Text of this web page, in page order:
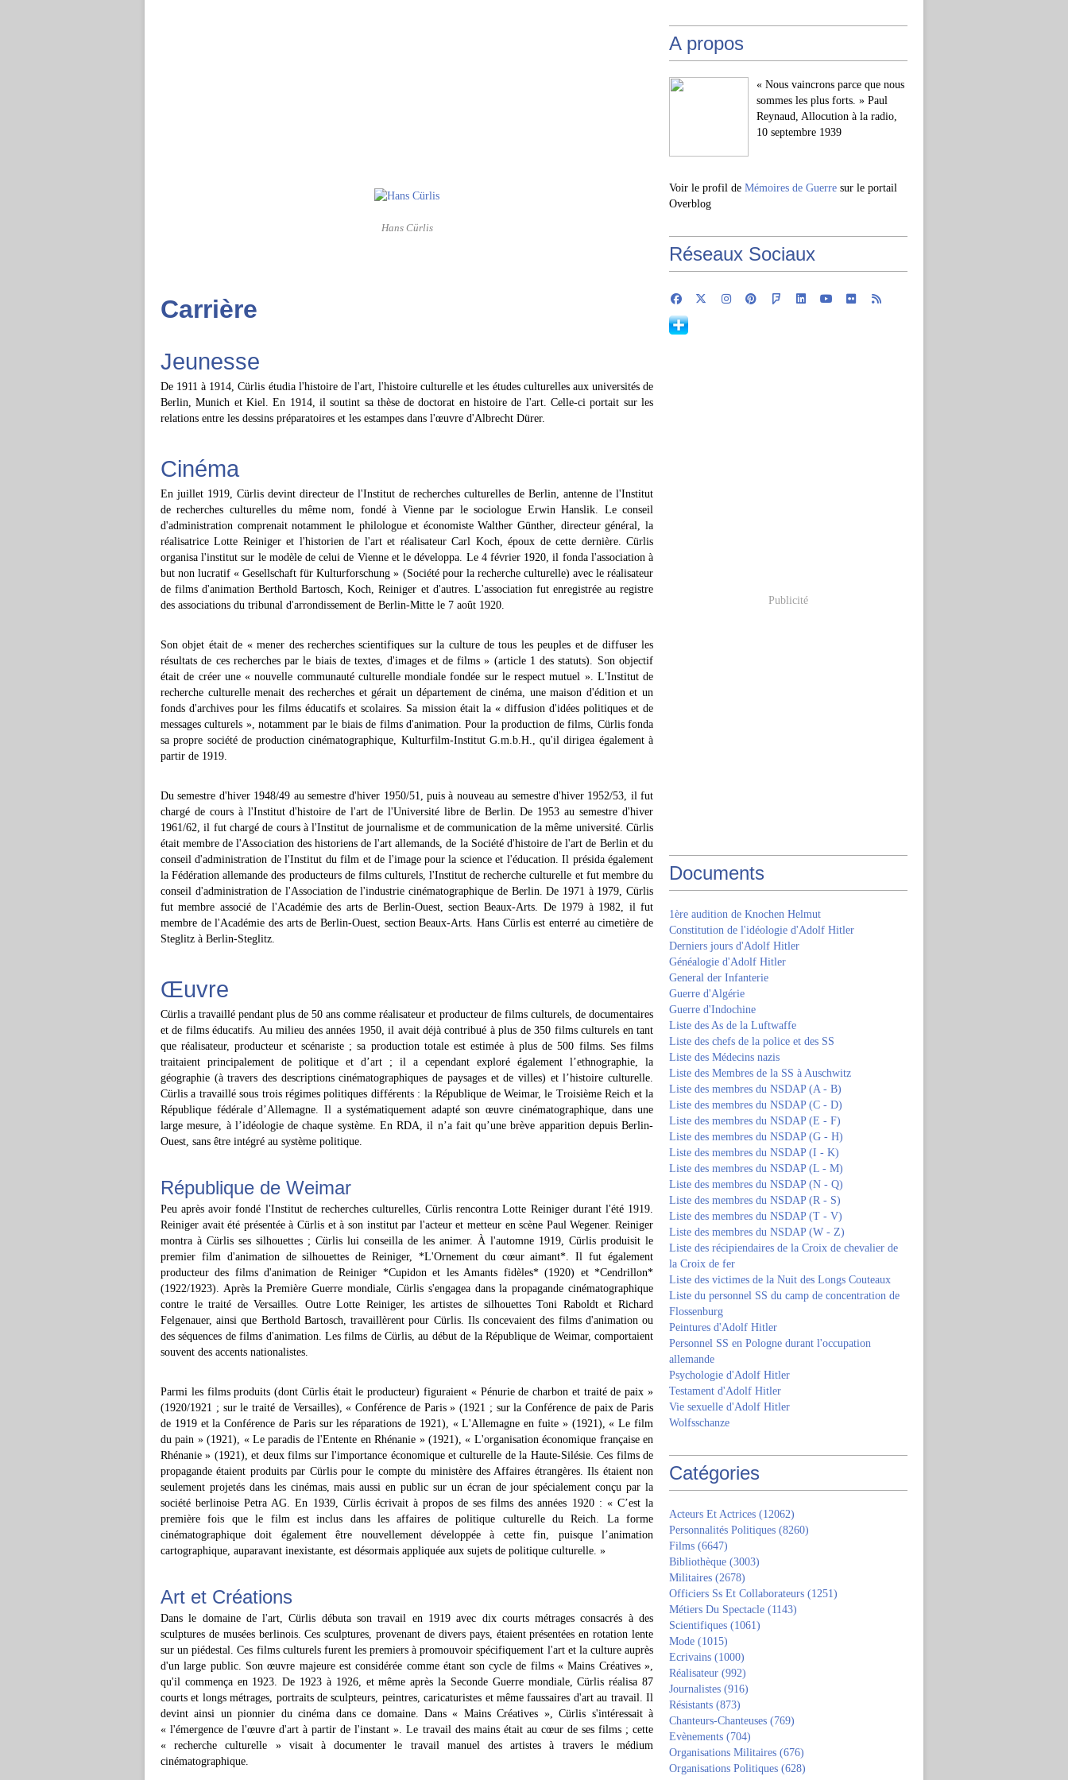
Hans Cürlis
Carrière
Jeunesse
De 1911 à 1914, Cürlis étudia l'histoire de l'art, l'histoire culturelle et les études culturelles aux universités de
Berlin, Munich et Kiel. En 1914, il soutint sa thèse de doctorat en histoire de l'art. Celle-ci portait sur les
relations entre les dessins préparatoires et les estampes dans l'œuvre d'Albrecht Dürer.
Cinéma
En juillet 1919, Cürlis devint directeur de l'Institut de recherches culturelles de Berlin, antenne de l'Institut
de recherches culturelles du même nom, fondé à Vienne par le sociologue Erwin Hanslik. Le conseil
d'administration comprenait notamment le philologue et économiste Walther Günther, directeur général, la
réalisatrice Lotte Reiniger et l'historien de l'art et réalisateur Carl Koch, époux de cette dernière. Cürlis
organisa l'institut sur le modèle de celui de Vienne et le développa. Le 4 février 1920, il fonda l'association à
but non lucratif « Gesellschaft für Kulturforschung » (Société pour la recherche culturelle) avec le réalisateur
de films d'animation Berthold Bartosch, Koch, Reiniger et d'autres. L'association fut enregistrée au registre
des associations du tribunal d'arrondissement de Berlin-Mitte le 7 août 1920.
Son objet était de « mener des recherches scientifiques sur la culture de tous les peuples et de diffuser les
résultats de ces recherches par le biais de textes, d'images et de films » (article 1 des statuts). Son objectif
était de créer une « nouvelle communauté culturelle mondiale fondée sur le respect mutuel ». L'Institut de
recherche culturelle menait des recherches et gérait un département de cinéma, une maison d'édition et un
fonds d'archives pour les films éducatifs et scolaires. Sa mission était la « diffusion d'idées politiques et de
messages culturels », notamment par le biais de films d'animation. Pour la production de films, Cürlis fonda
sa propre société de production cinématographique, Kulturfilm-Institut G.m.b.H., qu'il dirigea également à
partir de 1919.
Du semestre d'hiver 1948/49 au semestre d'hiver 1950/51, puis à nouveau au semestre d'hiver 1952/53, il fut
chargé de cours à l'Institut d'histoire de l'art de l'Université libre de Berlin. De 1953 au semestre d'hiver
1961/62, il fut chargé de cours à l'Institut de journalisme et de communication de la même université. Cürlis
était membre de l'Association des historiens de l'art allemands, de la Société d'histoire de l'art de Berlin et du
conseil d'administration de l'Institut du film et de l'image pour la science et l'éducation. Il présida également
la Fédération allemande des producteurs de films culturels, l'Institut de recherche culturelle et fut membre du
conseil d'administration de l'Association de l'industrie cinématographique de Berlin. De 1971 à 1979, Cürlis
fut membre associé de l'Académie des arts de Berlin-Ouest, section Beaux-Arts. De 1979 à 1982, il fut
membre de l'Académie des arts de Berlin-Ouest, section Beaux-Arts. Hans Cürlis est enterré au cimetière de
Steglitz à Berlin-Steglitz.
Œuvre
Cürlis a travaillé pendant plus de 50 ans comme réalisateur et producteur de films culturels, de documentaires
et de films éducatifs. Au milieu des années 1950, il avait déjà contribué à plus de 350 films culturels en tant
que réalisateur, producteur et scénariste ; sa production totale est estimée à plus de 500 films. Ses films
traitaient principalement de politique et d’art ; il a cependant exploré également l’ethnographie, la
géographie (à travers des descriptions cinématographiques de paysages et de villes) et l’histoire culturelle.
Cürlis a travaillé sous trois régimes politiques différents : la République de Weimar, le Troisième Reich et la
République fédérale d’Allemagne. Il a systématiquement adapté son œuvre cinématographique, dans une
large mesure, à l’idéologie de chaque système. En RDA, il n’a fait qu’une brève apparition depuis Berlin-
Ouest, sans être intégré au système politique.
République de Weimar
Peu après avoir fondé l'Institut de recherches culturelles, Cürlis rencontra Lotte Reiniger durant l'été 1919.
Reiniger avait été présentée à Cürlis et à son institut par l'acteur et metteur en scène Paul Wegener. Reiniger
montra à Cürlis ses silhouettes ; Cürlis lui conseilla de les animer. À l'automne 1919, Cürlis produisit le
premier film d'animation de silhouettes de Reiniger, *L'Ornement du cœur aimant*. Il fut également
producteur des films d'animation de Reiniger *Cupidon et les Amants fidèles* (1920) et *Cendrillon*
(1922/1923). Après la Première Guerre mondiale, Cürlis s'engagea dans la propagande cinématographique
contre le traité de Versailles. Outre Lotte Reiniger, les artistes de silhouettes Toni Raboldt et Richard
Felgenauer, ainsi que Berthold Bartosch, travaillèrent pour Cürlis. Ils concevaient des films d'animation ou
des séquences de films d'animation. Les films de Cürlis, au début de la République de Weimar, comportaient
souvent des accents nationalistes.
Parmi les films produits (dont Cürlis était le producteur) figuraient « Pénurie de charbon et traité de paix »
(1920/1921 ; sur le traité de Versailles), « Conférence de Paris » (1921 ; sur la Conférence de paix de Paris
de 1919 et la Conférence de Paris sur les réparations de 1921), « L'Allemagne en fuite » (1921), « Le film
du pain » (1921), « Le paradis de l'Entente en Rhénanie » (1921), « L'organisation économique française en
Rhénanie » (1921), et deux films sur l'importance économique et culturelle de la Haute-Silésie. Ces films de
propagande étaient produits par Cürlis pour le compte du ministère des Affaires étrangères. Ils étaient non
seulement projetés dans les cinémas, mais aussi en public sur un écran de jour spécialement conçu par la
société berlinoise Petra AG. En 1939, Cürlis écrivait à propos de ses films des années 1920 : « C’est la
première fois que le film est inclus dans les affaires de politique culturelle du Reich. La forme
cinématographique doit également être nouvellement développée à cette fin, puisque l’animation
cartographique, auparavant inexistante, est désormais appliquée aux sujets de politique culturelle. »
Art et Créations
Dans le domaine de l'art, Cürlis débuta son travail en 1919 avec dix courts métrages consacrés à des
sculptures de musées berlinois. Ces sculptures, provenant de divers pays, étaient présentées en rotation lente
sur un piédestal. Ces films culturels furent les premiers à promouvoir spécifiquement l'art et la culture auprès
d'un large public. Son œuvre majeure est considérée comme étant son cycle de films « Mains Créatives »,
qu'il commença en 1923. De 1923 à 1926, et même après la Seconde Guerre mondiale, Cürlis réalisa 87
courts et longs métrages, portraits de sculpteurs, peintres, caricaturistes et même faussaires d'art au travail. Il
devint ainsi un pionnier du cinéma dans ce domaine. Dans « Mains Créatives », Cürlis s'intéressait à
« l'émergence de l'œuvre d'art à partir de l'instant ». Le travail des mains était au cœur de ses films ; cette
« recherche culturelle » visait à documenter le travail manuel des artistes à travers le médium
cinématographique.
A propos
« Nous vaincrons parce que nous
sommes les plus forts. » Paul
Reynaud, Allocution à la radio,
10 septembre 1939
Voir le profil de Mémoires de Guerre sur le portail
Overblog
Réseaux Sociaux
Publicité
Documents
1ère audition de Knochen Helmut
Constitution de l'idéologie d'Adolf Hitler
Derniers jours d'Adolf Hitler
Généalogie d'Adolf Hitler
General der Infanterie
Guerre d'Algérie
Guerre d'Indochine
Liste des As de la Luftwaffe
Liste des chefs de la police et des SS
Liste des Médecins nazis
Liste des Membres de la SS à Auschwitz
Liste des membres du NSDAP (A - B)
Liste des membres du NSDAP (C - D)
Liste des membres du NSDAP (E - F)
Liste des membres du NSDAP (G - H)
Liste des membres du NSDAP (I - K)
Liste des membres du NSDAP (L - M)
Liste des membres du NSDAP (N - Q)
Liste des membres du NSDAP (R - S)
Liste des membres du NSDAP (T - V)
Liste des membres du NSDAP (W - Z)
Liste des récipiendaires de la Croix de chevalier de
la Croix de fer
Liste des victimes de la Nuit des Longs Couteaux
Liste du personnel SS du camp de concentration de
Flossenburg
Peintures d'Adolf Hitler
Personnel SS en Pologne durant l'occupation
allemande
Psychologie d'Adolf Hitler
Testament d'Adolf Hitler
Vie sexuelle d'Adolf Hitler
Wolfsschanze
Catégories
Acteurs Et Actrices (12062)
Personnalités Politiques (8260)
Films (6647)
Bibliothèque (3003)
Militaires (2678)
Officiers Ss Et Collaborateurs (1251)
Métiers Du Spectacle (1143)
Scientifiques (1061)
Mode (1015)
Ecrivains (1000)
Réalisateur (992)
Journalistes (916)
Résistants (873)
Chanteurs-Chanteuses (769)
Evènements (704)
Organisations Militaires (676)
Organisations Politiques (628)